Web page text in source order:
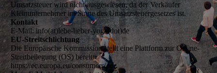
Umsatzsteuer wird nicht ausgewiesen, da der Verkäufer
Kleinunternehmer im Sinne des Umsatzsteuergesetzes ist.
Kontakt
E-Mail: info(at)lebe-lieber-yoga(dot)de
EU-Streitschlichtung
Die Europäische Kommission stellt eine Plattform zur Online-
Streitbeilegung (OS) bereit:
https://ec.europa.eu/consumers/odr.